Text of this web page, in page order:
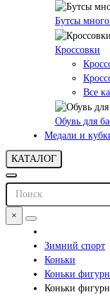
Бутсы
Кроссовки
Все
Обувь для
Медали и
КАТАЛОГ
×
Зимний спорт
Коньки
Коньки
Коньки